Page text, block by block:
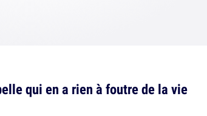
qui en a rien à foutre de la vie